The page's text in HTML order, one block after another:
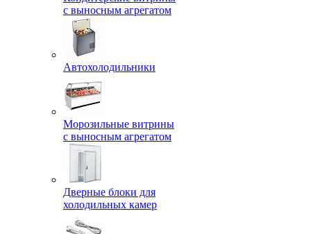
с выносным агрегатом
Автохолодильники
Морозильные витрины
с выносным агрегатом
Дверные блоки для
холодильных камер